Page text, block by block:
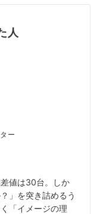
人
ー
値は30台。しか
」を突き詰めるう
「イメージの理